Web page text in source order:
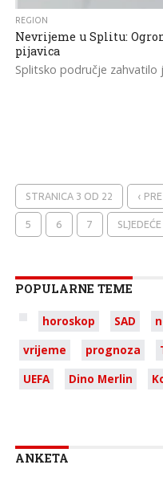
REGION
Nevrijeme u Splitu:
pijavica
Splitsko područje zahvatilo
STRANICA 3 OD 22 ‹
5
6 7 SLJEDEĆE
POPULARNE TEME
horoskop SAD
vrijeme
prognoza
UEFA
Dino Merlin
ANKETA